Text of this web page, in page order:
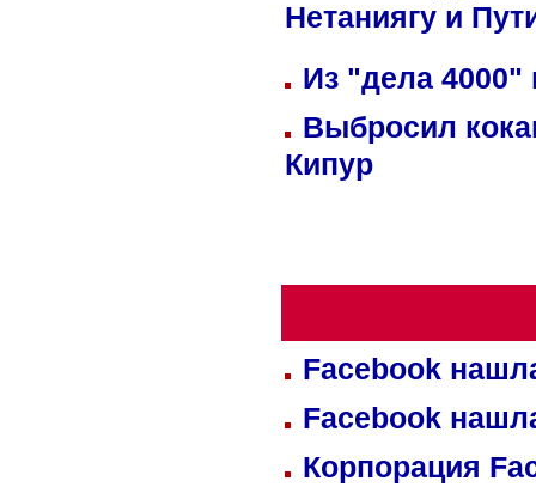
Нетаниягу и
Из "дела 4000"
Выбросил
Кипур
Facebook
Facebook
Корпорация